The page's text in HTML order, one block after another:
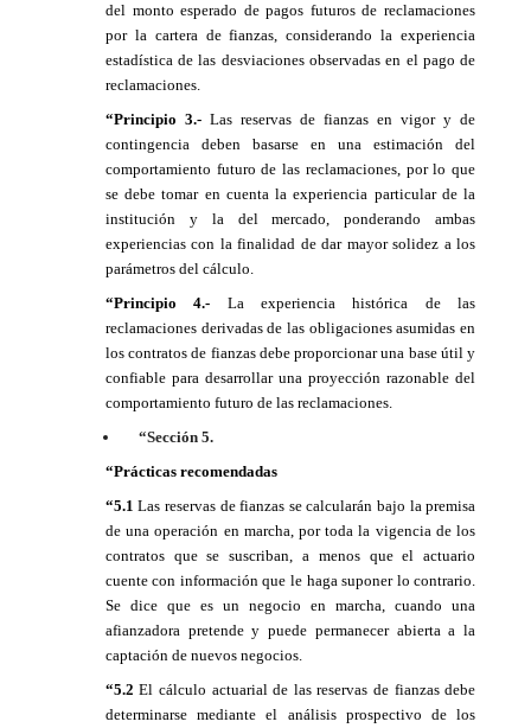
del monto esperado de pagos futuros de reclamaciones
por la cartera de fianzas, considerando la experiencia
estadística de las desviaciones observadas en el pago de
reclamaciones.
“Principio 3.-Las reservas de fianzas en vigor y de
contingencia deben basarse en una estimación del
comportamiento futuro de las reclamaciones, por lo que
se debe tomar en cuenta la experiencia particular de la
institución y la del mercado, ponderando ambas
experiencias con la finalidad de dar mayor solidez a los
parámetros del cálculo.
“Principio 4.- La experiencia histórica de las
reclamaciones derivadas de las obligaciones asumidas en
los contratos de fianzas debe proporcionar una base útil y
confiable para desarrollar una proyección razonable del
comportamiento futuro de las reclamaciones.
“Sección 5.
“Prácticas recomendadas
“5.1 Las reservas de fianzas se calcularán bajo la premisa
de una operación en marcha, por toda la vigencia de los
contratos que se suscriban, a menos que el actuario
cuente con información que le haga suponer lo contrario.
Se dice que es un negocio en marcha, cuando una
afianzadora pretende y puede permanecer abierta a la
captación de nuevos negocios.
“5.2 El cálculo actuarial de las reservas de fianzas debe
determinarse mediante el análisis prospectivo de los